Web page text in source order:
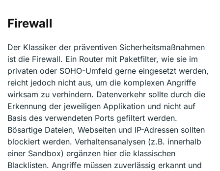
Firewall
Der Klassiker der präventiven Sicherheitsmaßnahmen
ist die Firewall. Ein Router mit Paketfilter, wie sie im
privaten oder SOHO-Umfeld gerne eingesetzt werden,
reicht jedoch nicht aus, um die komplexen Angriffe
wirksam zu verhindern. Datenverkehr sollte durch die
Erkennung der jeweiligen Applikation und nicht auf
Basis des verwendeten Ports gefiltert werden.
Bösartige Dateien, Webseiten und IP-Adressen sollten
blockiert werden. Verhaltensanalysen (z.B. innerhalb
einer Sandbox) ergänzen hier die klassischen
Blacklisten. Angriffe müssen zuverlässig erkannt und